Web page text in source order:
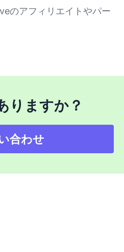
のアフィリエイトやパー
りますか？
合わせ